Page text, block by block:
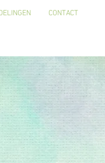
CONTACT